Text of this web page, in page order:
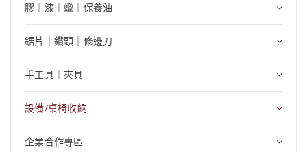
膠｜漆｜蠟｜保養油
鋸片｜鑽頭｜修邊刀
手工具｜夾具
設備/桌椅收納
企業合作專區